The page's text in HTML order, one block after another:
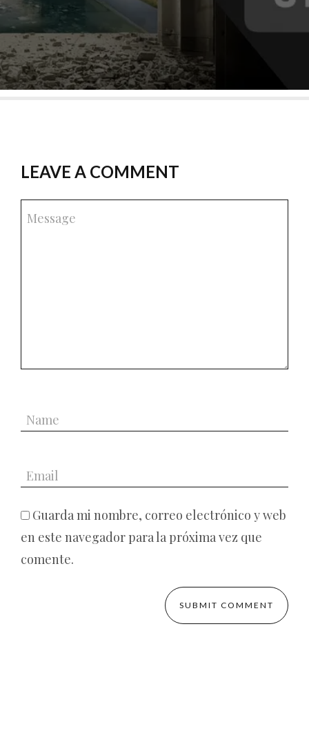
LEAVE A COMMENT
Guarda mi nombre, correo electrónico y web
en este navegador para la próxima vez que
comente.